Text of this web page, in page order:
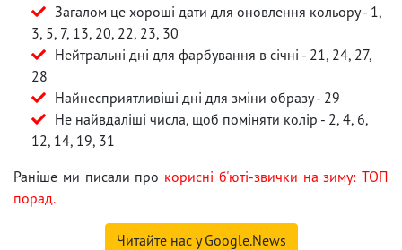
Загалом це хороші дати для оновлення кольору - 1,
3, 5, 7, 13, 20, 22, 23, 30
Нейтральні дні для фарбування в січні - 21, 24, 27,
28
Найнесприятливіші дні для зміни образу - 29
Не найвдаліші числа, щоб поміняти колір - 2, 4, 6,
12, 14, 19, 31
Раніше ми писали про корисні б'юті-звички на зиму: ТОП
порад.
Читайте нас у Google.News